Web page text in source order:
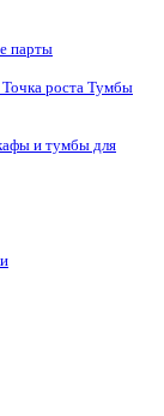
парты
роста Тумбы
и тумбы для